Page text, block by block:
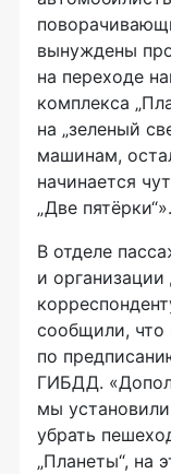
вынуждены
на переходе
комплекса
на „зеленый
машинам,
начинается
„Две пятёрки“».
В отделе
и
сообщили, что
по
ГИБДД.
мы
убрать
„Планеты“, на